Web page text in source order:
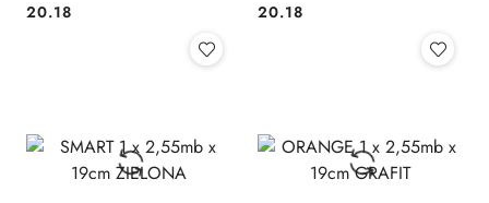
Cena:
20.18 Cena:
20.18